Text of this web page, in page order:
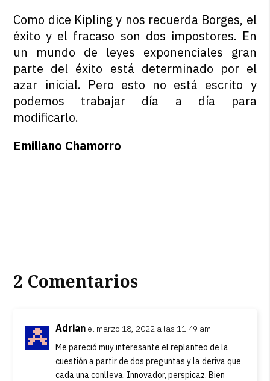
Como dice Kipling y nos recuerda Borges, el
éxito y el fracaso son dos impostores. En
un mundo de leyes exponenciales gran
parte del éxito está determinado por el
azar inicial. Pero esto no está escrito y
podemos trabajar día a día para
modificarlo.
Emiliano Chamorro
2 Comentarios
Adrian el marzo 18, 2022 a las 11:49 am
Me pareció muy interesante el replanteo de la
cuestión a partir de dos preguntas y la deriva que
cada una conlleva. Innovador, perspicaz. Bien